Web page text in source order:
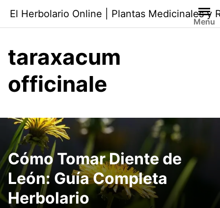
contenido
El Herbolario Online | Plantas Medicinales y
Menu
taraxacum
officinale
Cómo Tomar Diente de
León: Guía Completa
Herbolario